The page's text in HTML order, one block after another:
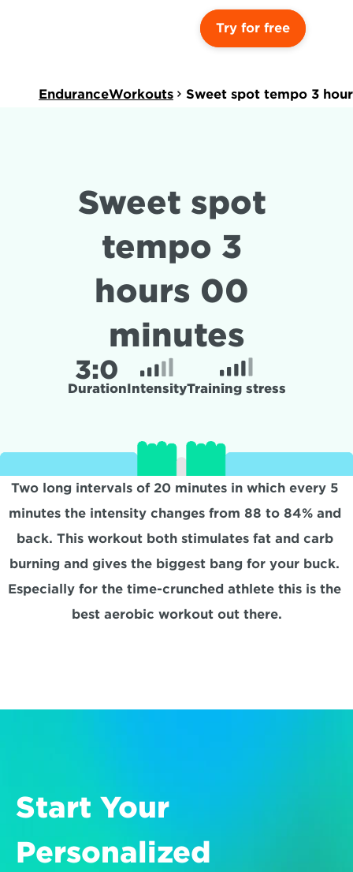
Try for free
EnduranceWorkouts Sweet spot tempo 3
Sweet spot
tempo 3
hours 00
minutes
3:0
DurationIntensityTraining stress
Two long intervals of 20 minutes in which every 5
minutes the intensity changes from 88 to 84% and
back. This workout both stimulates fat and carb
burning and gives the biggest bang for your buck.
Especially for the time-crunched athlete this is the
best aerobic workout out there.
Start Your
Personalized